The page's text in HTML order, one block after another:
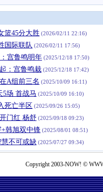
篮45分大胜 (2026/02/11 22:16)
国际联队 (2026/02/11 17:56)
宫鲁鸣明年 (2025/12/18 17:50)
：宫鲁鸣栽 (2025/12/18 17:42)
A组前三名 (2025/10/09 16:11)
5场 首战马 (2025/10/09 16:10)
死亡半区 (2025/09/26 15:05)
门红 杨舒 (2025/09/18 09:23)
韩旭双中锋 (2025/08/01 08:51)
不可或缺 (2025/07/27 09:34)
Copyright 2003-NOW! ©